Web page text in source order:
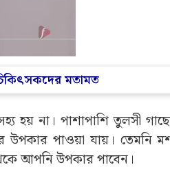
মতামত
হয় না। পাশাপাশি তুলসী
উপকার পাওয়া যায়। তেমনি
আপনি উপকার পাবেন।